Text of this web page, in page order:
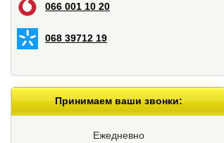
066 001 10 20
068 39712 19
Принимаем ваши звонки:
Ежедневно